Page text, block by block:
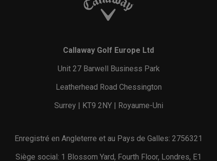
Callaway Golf Europe Ltd
Unit 27 Barwell Business Park
Leatherhead Road Chessington
Surrey | KT9 2NY | Royaume-Uni
Enregistré en Angleterre et au Pays de Galles: 2756321
Siège social: 1 Blossom Yard, Fourth Floor, Londres, E1